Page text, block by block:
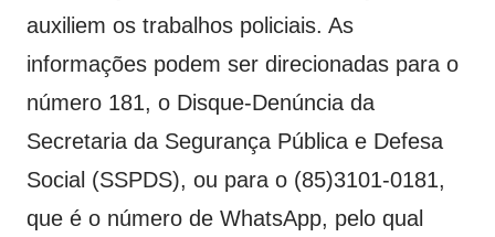
auxiliem os trabalhos policiais. As
informações podem ser direcionadas para o
número 181, o Disque-Denúncia da
Secretaria da Segurança Pública e Defesa
Social (SSPDS), ou para o (85)3101-0181,
que é o número de WhatsApp, pelo qual